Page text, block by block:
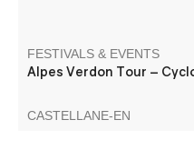
FESTIVALS & EVENTS
Alpes Verdon Tour –
CASTELLANE-EN